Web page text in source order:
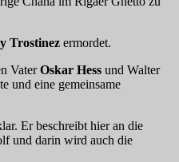
Trostinez ermordet.
VaterOskar Hess und Walter
und eine gemeinsame
Er beschreibt hier an die
und darin wird auch die